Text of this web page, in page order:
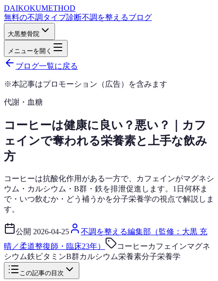
DAIKOKUMETHOD
無料の不調タイプ診断不調を整えるブログ
大黒整骨院
メニューを開く
ブログ一覧に戻る
※本記事はプロモーション（広告）を含みます
代謝・血糖
コーヒーは健康に良い？悪い？｜カフ
ェインで奪われる栄養素と上手な飲み
方
コーヒーは抗酸化作用がある一方で、カフェインがマグネシ
ウム・カルシウム・B群・鉄を排泄促進します。1日何杯ま
で・いつ飲むか・どう補うかを分子栄養学の視点で解説しま
す。
公開 2026-04-25
不調を整える編集部（監修：大黒 充
晴／柔道整復師・臨床23年）
コーヒーカフェインマグネ
シウム鉄 ビタミンB群カルシウム栄養素分子栄養学
この記事の目次